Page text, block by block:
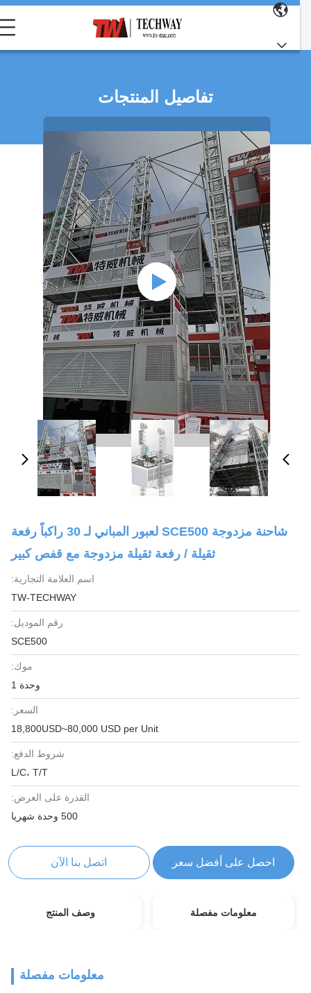
تفاصيل المنتجات
شاحنة مزدوجة SCE500 لعبور المباني لـ 30 راكباً رفعة
ثقيلة / رفعة ثقيلة مزدوجة مع قفص كبير
اسم العلامة التجارية:
TW-TECHWAY
رقم الموديل:
SCE500
موك:
وحدة 1
السعر:
18,800USD~80,000 USD per Unit
شروط الدفع:
L/C، T/T
القدرة على العرض:
500 وحدة شهريا
احصل على أفضل سعر اتصل بنا الآن
معلومات مفصلة وصف المنتج
معلومات مفصلة